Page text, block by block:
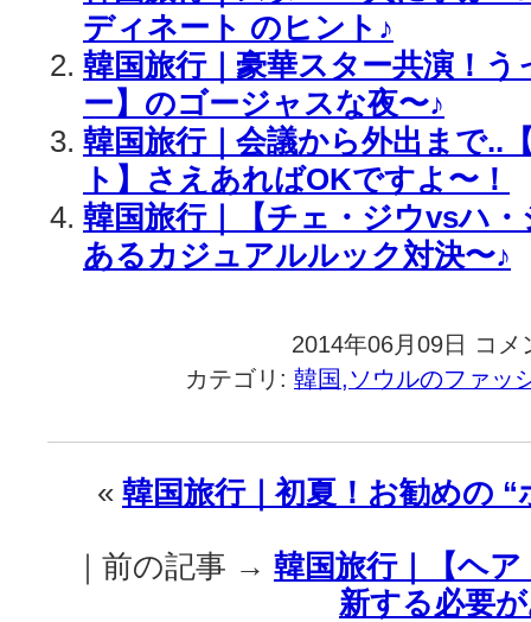
ディネート のヒント♪
韓国旅行｜豪華スター共演！
ー】のゴージャスな夜〜♪
韓国旅行｜会議から外出まで..
ト】さえあればOKですよ〜！
韓国旅行｜【チェ・ジウvsハ
あるカジュアルルック対決〜♪
2014年06月09日
韓
旅
｜
ラ
戻
っ
コメ
カテゴリ: 韓国,ソウルのファッ
« 韓国旅行｜初夏！お勧めの
｜前の記事 → 韓国旅行｜【ヘ
新する必要